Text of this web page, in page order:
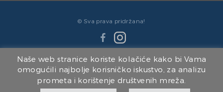
© Sva prava pridržana!
Članice Marina Punat Grupe:
Naše web stranice koriste kolačiće kako bi Vama
omogućili najbolje korisničko iskustvo, za analizu
prometa i korištenje društvenih mreža.